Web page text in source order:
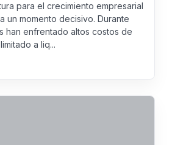
para el crecimiento empresarial
un momento decisivo. Durante
han enfrentado altos costos de
a liq...